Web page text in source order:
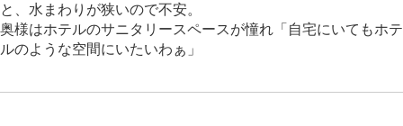
と、水まわりが狭いので不安。
奥様はホテルのサニタリースペースが憧れ「自宅にいてもホテ
ルのような空間にいたいわぁ」